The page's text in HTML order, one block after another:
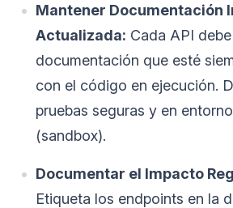
Mantener Documentación
Actualizada: Cada API
documentación que esté
con el código en ejecución.
pruebas seguras y en
(sandbox).
Documentar el Impacto
Etiqueta los endpoints en la